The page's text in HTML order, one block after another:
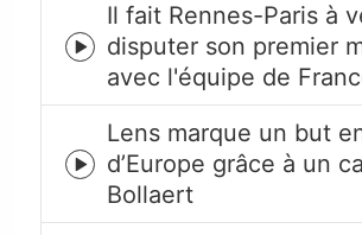
Episode
play
icon
Il fait Rennes-Paris à
disputer son premier
avec l'équipe de
Episode
play
icon
Lens marque un but
d’Europe grâce à un
Bollaert